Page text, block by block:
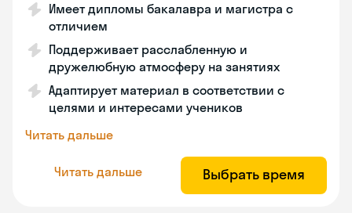
Имеет дипломы бакалавра и магистра с
отличием
Поддерживает расслабленную и
дружелюбную атмосферу на занятиях
Адаптирует материал в соответствии с
целями и интересами учеников
Читать дальше
Читать дальше Выбрать время